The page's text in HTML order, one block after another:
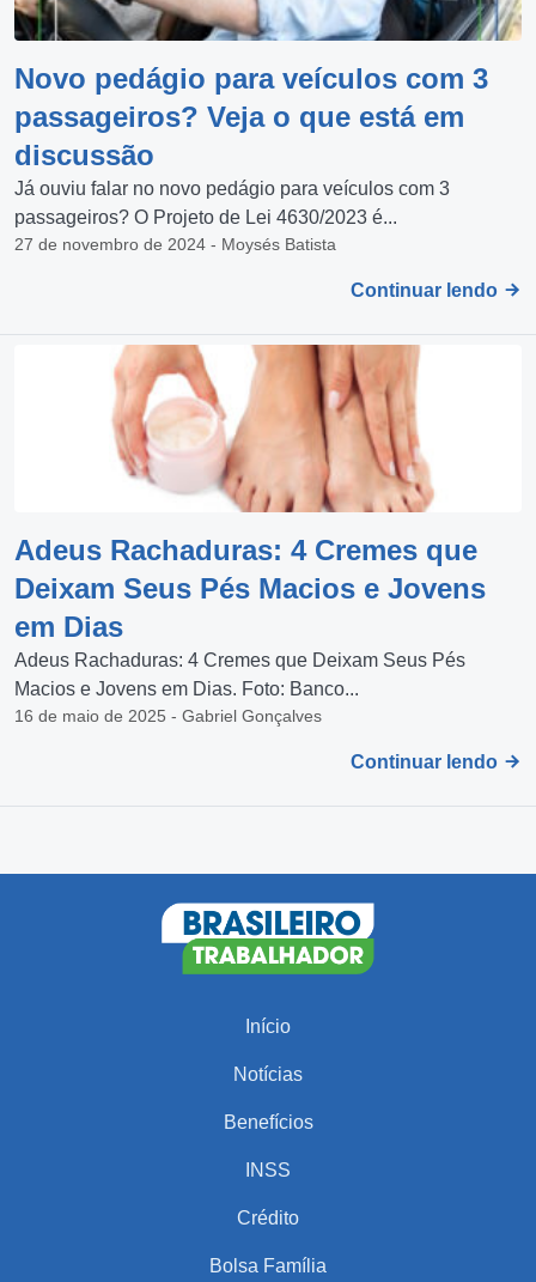
Novo pedágio para veículos com 3
passageiros? Veja o que está em
discussão
Já ouviu falar no novo pedágio para veículos com 3
passageiros? O Projeto de Lei 4630/2023 é...
27 de novembro de 2024 - Moysés Batista
Continuar lendo
Adeus Rachaduras: 4 Cremes que
Deixam Seus Pés Macios e Jovens
em Dias
Adeus Rachaduras: 4 Cremes que Deixam Seus Pés
Macios e Jovens em Dias. Foto: Banco...
16 de maio de 2025 - Gabriel Gonçalves
Continuar lendo
Início
Notícias
Benefícios
INSS
Crédito
Bolsa Família